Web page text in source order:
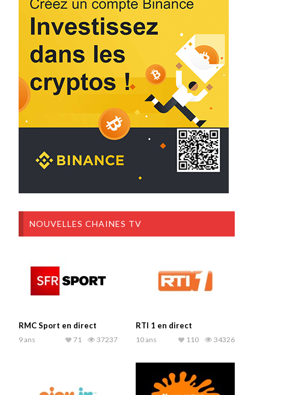
NOUVELLES CHAINES TV
RMC Sport en direct
9 ans 37237
71
RTI 1 en direct
10 ans 34326
110